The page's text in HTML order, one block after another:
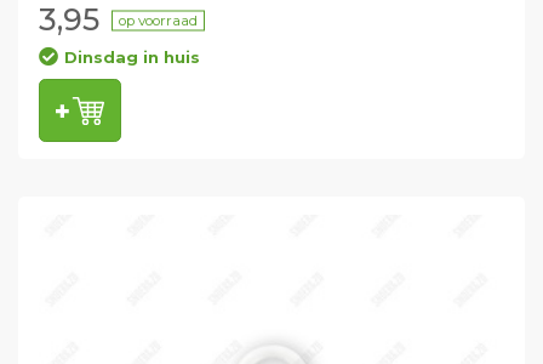
3,95 op voorraad
Dinsdag in huis